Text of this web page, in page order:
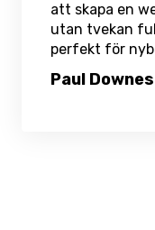
att skapa en
utan tvekan
perfekt för
Paul Downes